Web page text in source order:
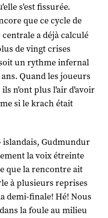
s'est fissurée.
que ce cycle de
centrale a déjà calculé
de vingt crises
un rythme infernal
Quand les joueurs
n'ont plus l'air d'avoir
si le krach était
islandais, Gudmundur
la voix étreinte
que la rencontre ait
à plusieurs reprises
demi-finale! Hé! Nous
la foule au milieu